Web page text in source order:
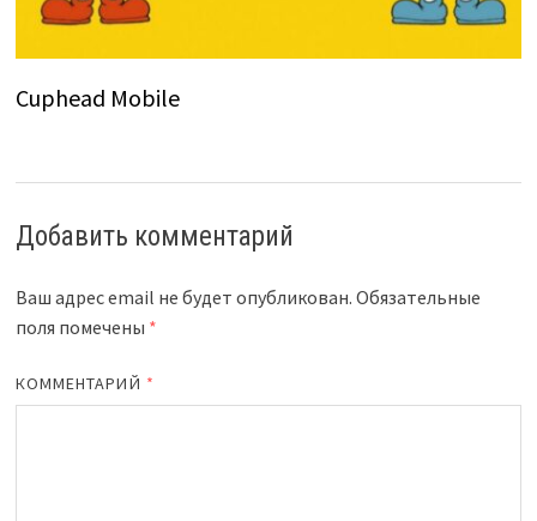
Cuphead Mobile
Добавить комментарий
Ваш адрес email не будет опубликован. Обязательные
поля помечены *
КОММЕНТАРИЙ *